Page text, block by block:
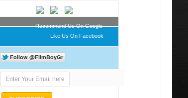
Recommend Us On Google
Like Us On Facebook